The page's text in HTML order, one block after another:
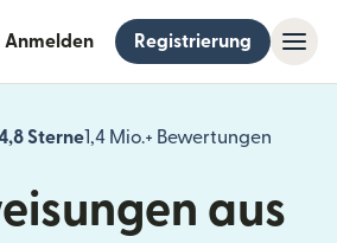
Anmelden Registrierung
Sterne1,4 Mio.+ Bewertungen
aus